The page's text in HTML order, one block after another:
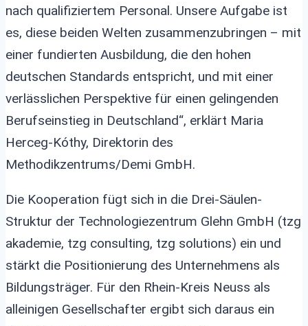
nach qualifiziertem Personal. Unsere Aufgabe ist
es, diese beiden Welten zusammenzubringen – mit
einer fundierten Ausbildung, die den hohen
deutschen Standards entspricht, und mit einer
verlässlichen Perspektive für einen gelingenden
Berufseinstieg in Deutschland“, erklärt Maria
Herceg-Kóthy, Direktorin des
Methodikzentrums/Demi GmbH.
Die Kooperation fügt sich in die Drei-Säulen-
Struktur der Technologiezentrum Glehn GmbH (tzg
akademie, tzg consulting, tzg solutions) ein und
stärkt die Positionierung des Unternehmens als
Bildungsträger. Für den Rhein-Kreis Neuss als
alleinigen Gesellschafter ergibt sich daraus ein